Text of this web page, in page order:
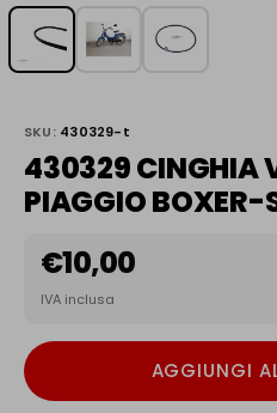
SKU: 430329-t
430329 CINGHIA
PIAGGIO BOXER-
€10,00
IVA inclusa
AGGIUNGI